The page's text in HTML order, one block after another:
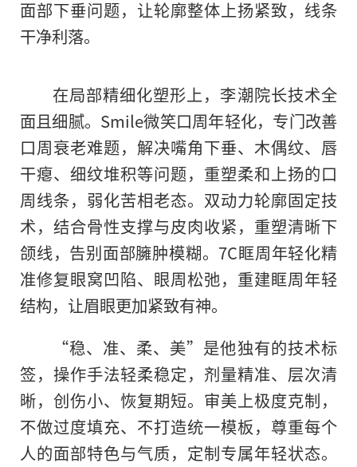
面部下垂问题，让轮廓整体上扬紧致，线条
干净利落。
在局部精细化塑形上，李潮院长技术全
面且细腻。Smile微笑口周年轻化，专门改善
口周衰老难题，解决嘴角下垂、木偶纹、唇
干瘪、细纹堆积等问题，重塑柔和上扬的口
周线条，弱化苦相老态。双动力轮廓固定技
术，结合骨性支撑与皮肉收紧，重塑清晰下
颌线，告别面部臃肿模糊。7C眶周年轻化精
准修复眼窝凹陷、眼周松弛，重建眶周年轻
结构，让眉眼更加紧致有神。
“稳、准、柔、美”是他独有的技术标
签，操作手法轻柔稳定，剂量精准、层次清
晰，创伤小、恢复期短。审美上极度克制，
不做过度填充、不打造统一模板，尊重每个
人的面部特色与气质，定制专属年轻状态。